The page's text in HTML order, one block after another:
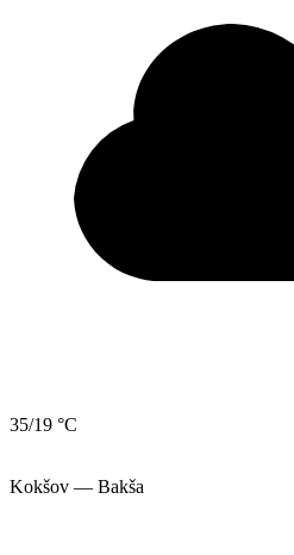
35/19 °C
Kokšov — Bakša